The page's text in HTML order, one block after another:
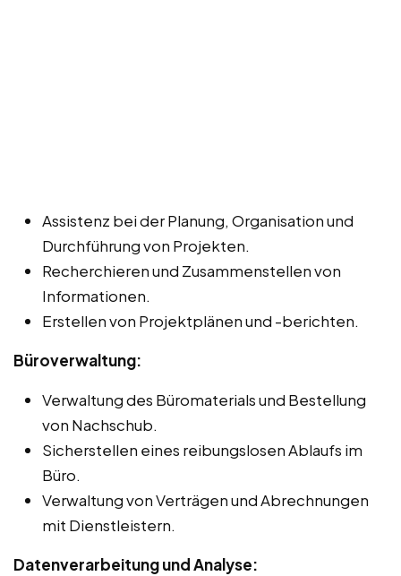
Assistenz bei der Planung, Organisation und
Durchführung von Projekten.
Recherchieren und Zusammenstellen von
Informationen.
Erstellen von Projektplänen und -berichten.
Büroverwaltung:
Verwaltung des Büromaterials und Bestellung
von Nachschub.
Sicherstellen eines reibungslosen Ablaufs im
Büro.
Verwaltung von Verträgen und Abrechnungen
mit Dienstleistern.
Datenverarbeitung und Analyse: